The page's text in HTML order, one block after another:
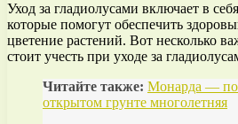
Уход за гладиолусами включает в
которые помогут обеспечить
цветение растений. Вот несколько
стоит учесть при уходе за
Читайте также: Монарда —
открытом грунте многолетняя